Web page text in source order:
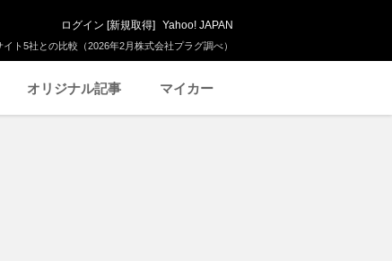
ト5社との比較（2026年2月株式会社プラグ調べ）
ログイン [新規取得] Yahoo! JAPAN
オリジナル記事 マイカー